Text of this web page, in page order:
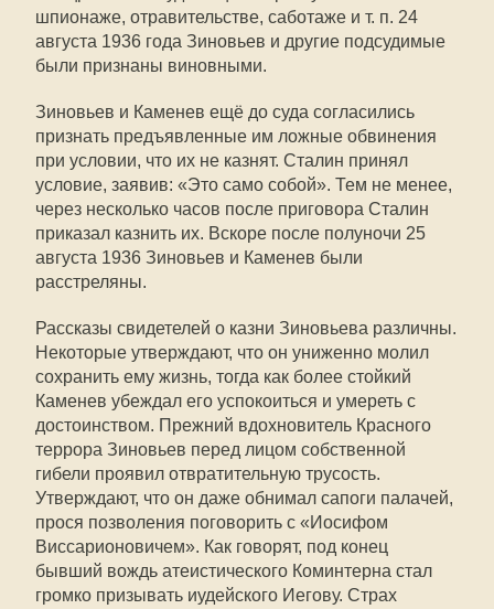
шпионаже, отравительстве, саботаже и т. п. 24
августа 1936 года Зиновьев и другие подсудимые
были признаны виновными.
Зиновьев и Каменев ещё до суда согласились
признать предъявленные им ложные обвинения
при условии, что их не казнят. Сталин принял
условие, заявив: «Это само собой». Тем не менее,
через несколько часов после приговора Сталин
приказал казнить их. Вскоре после полуночи 25
августа 1936 Зиновьев и Каменев были
расстреляны.
Рассказы свидетелей о казни Зиновьева различны.
Некоторые утверждают, что он униженно молил
сохранить ему жизнь, тогда как более стойкий
Каменев убеждал его успокоиться и умереть с
достоинством. Прежний вдохновитель Красного
террора Зиновьев перед лицом собственной
гибели проявил отвратительную трусость.
Утверждают, что он даже обнимал сапоги палачей,
прося позволения поговорить с «Иосифом
Виссарионовичем». Как говорят, под конец
бывший вождь атеистического Коминтерна стал
громко призывать иудейского Иегову. Страх